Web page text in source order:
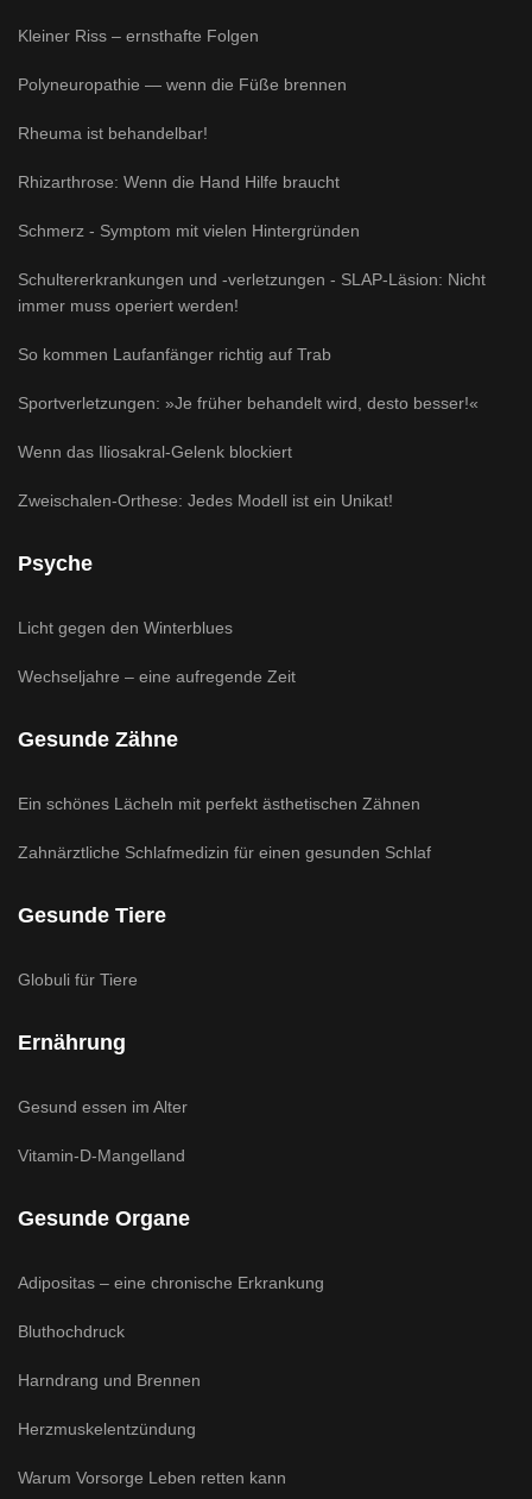
Kleiner Riss – ernsthafte Folgen
Polyneuropathie — wenn die Füße brennen
Rheuma ist behandelbar!
Rhizarthrose: Wenn die Hand Hilfe braucht
Schmerz - Symptom mit vielen Hintergründen
Schultererkrankungen und -verletzungen - SLAP-Läsion: Nicht
immer muss operiert werden!
So kommen Laufanfänger richtig auf Trab
Sportverletzungen: »Je früher behandelt wird, desto besser!«
Wenn das Iliosakral-Gelenk blockiert
Zweischalen-Orthese: Jedes Modell ist ein Unikat!
Psyche
Licht gegen den Winterblues
Wechseljahre – eine aufregende Zeit
Gesunde Zähne
Ein schönes Lächeln mit perfekt ästhetischen Zähnen
Zahnärztliche Schlafmedizin für einen gesunden Schlaf
Gesunde Tiere
Globuli für Tiere
Ernährung
Gesund essen im Alter
Vitamin-D-Mangelland
Gesunde Organe
Adipositas – eine chronische Erkrankung
Bluthochdruck
Harndrang und Brennen
Herzmuskelentzündung
Warum Vorsorge Leben retten kann